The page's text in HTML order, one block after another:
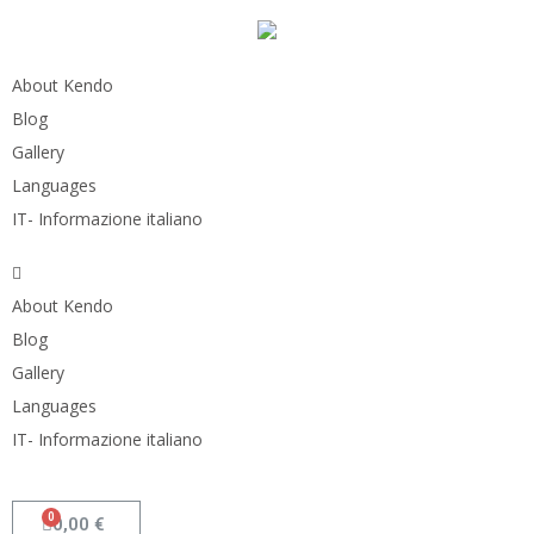
About Kendo
Blog
Gallery
Languages
IT- Informazione italiano
About Kendo
Blog
Gallery
Languages
IT- Informazione italiano
0,00 €